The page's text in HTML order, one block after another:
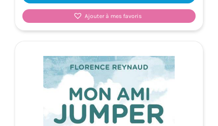
Ajouter à mes favoris